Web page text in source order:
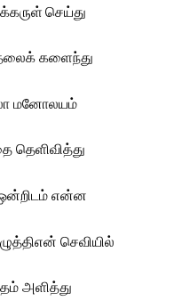
செய்து
களைந்து
மனோலயம்
தெளிவித்து
என்ன
செவியில்
அளித்து